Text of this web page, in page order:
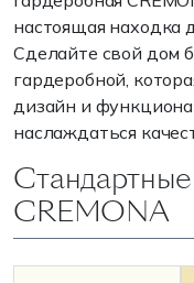
настоящая находка
Сделайте свой дом
гардеробной,
дизайн и
наслаждаться
CREMONA